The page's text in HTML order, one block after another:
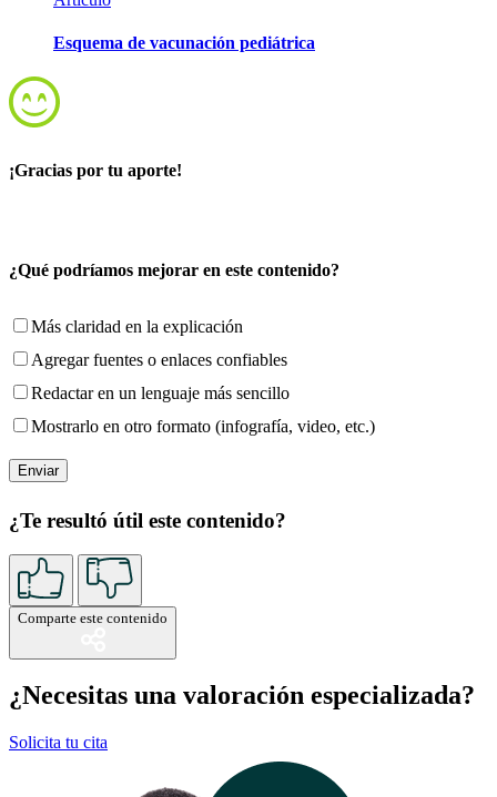
Esquema de vacunación pediátrica
¡Gracias por tu aporte!
¿Qué podríamos mejorar en este contenido?
Más claridad en la explicación
Agregar fuentes o enlaces confiables
Redactar en un lenguaje más sencillo
Mostrarlo en otro formato (infografía, video, etc.)
¿Te resultó útil este contenido?
Comparte este contenido
¿Necesitas una valoración especializada?
Solicita tu cita